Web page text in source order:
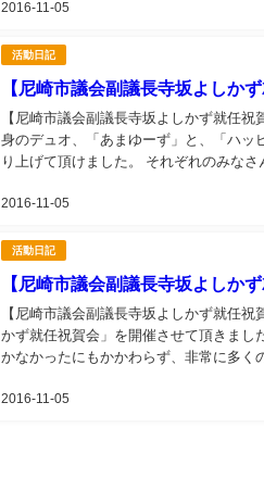
2016-11-05
活動日記
【尼崎市議会副議長寺坂よしか
2016-11-05
【尼崎市議会副議長寺坂よしかず就任
身のデュオ、「あまゆーず」と、「ハッ
り上げて頂けました。 それぞれのみな
活動日記
【尼崎市議会副議長寺坂よしかず
2016-11-05
【尼崎市議会副議長寺坂よしかず就任
かず就任祝賀会」を開催させて頂きまし
かなかったにもかかわらず、非常に多く